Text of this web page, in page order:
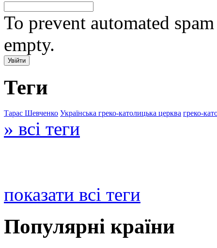
To prevent automated
empty.
Теги
Тарас Шевченко Українська греко-католицька церква греко-
» всі теги
показати всі теги
Популярні країни